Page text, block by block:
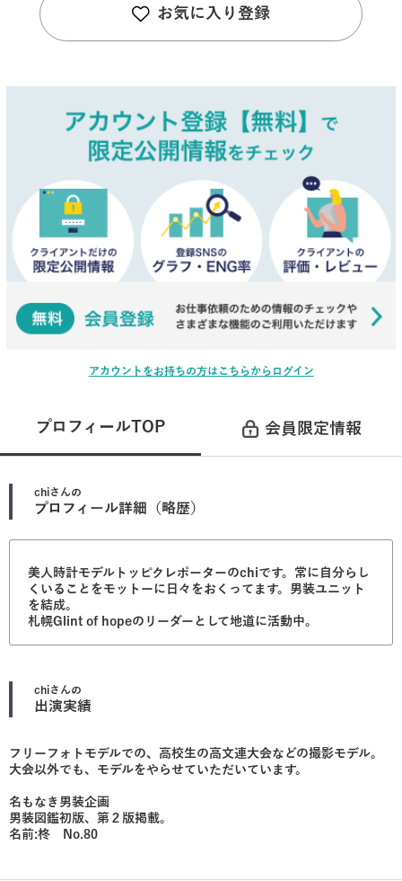
お気に入り登録
アカウントをお持ちの方はこちらからログイン
プロフィールTOP 会員限定情報
chiさんの
プロフィール詳細（略歴）
美人時計モデルトッピクレポーターのchiです。常に自分らし
くいることをモットーに日々をおくってます。男装ユニット
を結成。
札幌Glint of hopeのリーダーとして地道に活動中。
chiさんの
出演実績
フリーフォトモデルでの、高校生の高文連大会などの撮影モデル。
大会以外でも、モデルをやらせていただいています。
名もなき男装企画
男装図鑑初版、第２版掲載。
名前:柊 No.80